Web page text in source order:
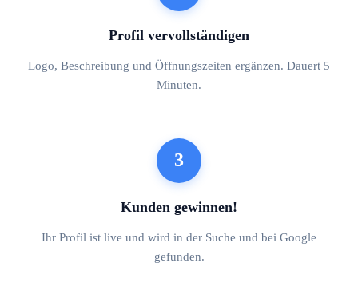
Profil vervollständigen
Logo, Beschreibung und Öffnungszeiten ergänzen. Dauert 5
Minuten.
3
Kunden gewinnen!
Ihr Profil ist live und wird in der Suche und bei Google
gefunden.